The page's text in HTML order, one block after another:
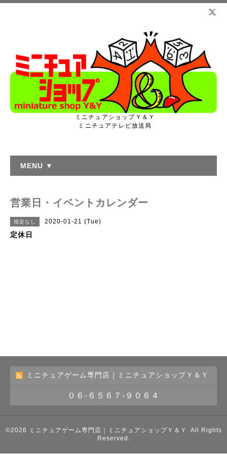
ミニチュアショップＹ＆Ｙ
ミニチュアテレビ放送局
MENU ▼
営業日・イベントカレンダー
指定なし 2020-01-21 (Tue)
定休日
ミニチュアゲーム専門店｜ミニチュアショップＹ＆Ｙ
０６-６５６７-９０６４
©2026 ミニチュアゲーム専門店｜ミニチュアショップＹ＆Ｙ . All Rights
Reserved.